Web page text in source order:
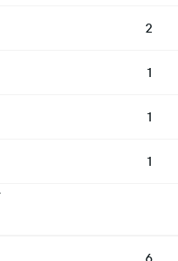
2
1
1
1